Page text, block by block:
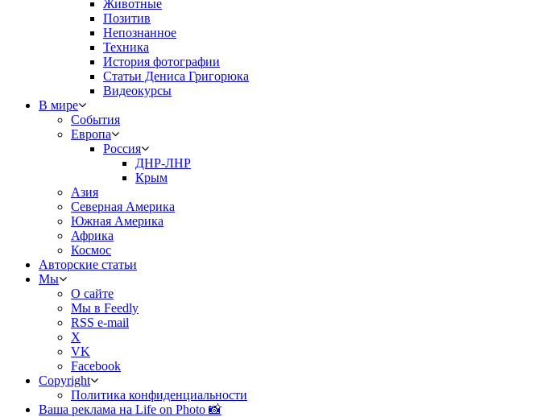
Животные
Позитив
Непознанное
Техника
История фотографии
Статьи Дениса Григорюка
Видеокурсы
В мире
События
Европа
Россия
ДНР-ЛНР
Крым
Азия
Северная Америка
Южная Америка
Африка
Космос
Авторские статьи
Мы
О сайте
Мы в Feedly
RSS e-mail
X
VK
Facebook
Copyright
Политика конфиденциальности
Ваша реклама на Life on Photo 📸